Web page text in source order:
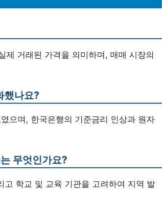
제 거래된 가격을 의미하며, 매매 시장의
했나요?
으며, 한국은행의 기준금리 인상과 원자
무엇인가요?
학교 및 교육 기관을 고려하여 지역 발